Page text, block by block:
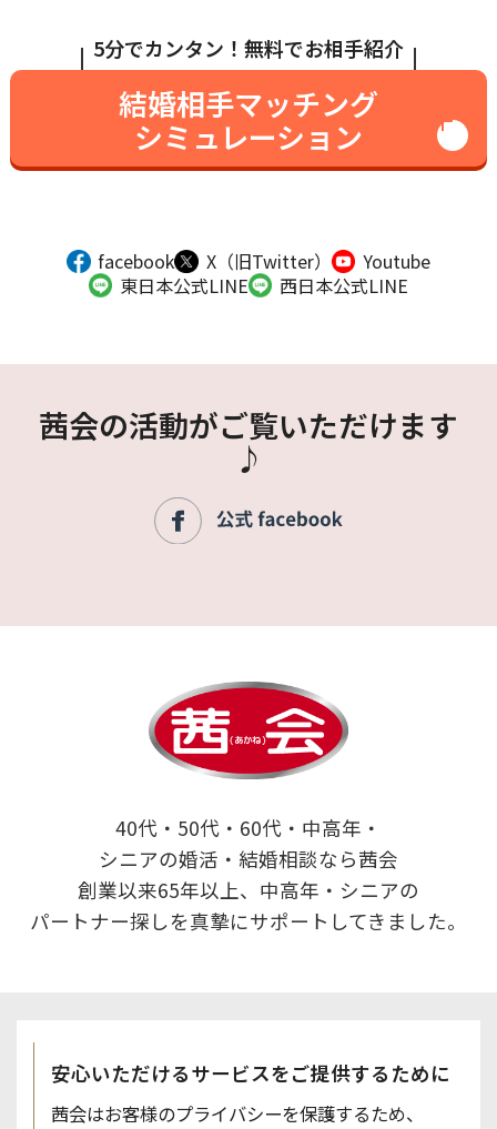
5分でカンタン！無料でお相手紹介
結婚相手マッチング
シミュレーション
facebook X（旧Twitter）
Youtube
東日本公式LINE
西日本公式LINE
茜会の活動がご覧いただけます
♪
40代・50代・60代・中高年・
シニアの婚活・結婚相談なら茜会
創業以来65年以上、中高年・シニアの
パートナー探しを真摯にサポートしてきました。
安心いただけるサービスをご提供するために
茜会はお客様のプライバシーを保護するため、